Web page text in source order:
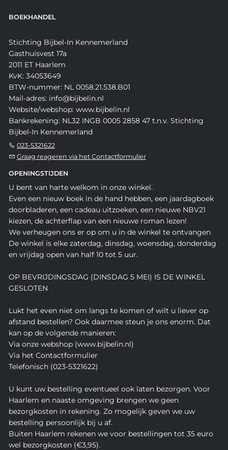
BOEKHANDEL
Stichting Bijbel-In Kennemerland
Gasthuisvest 17a
2011 ET Haarlem
KvK: 34053649
BTW-nummer: NL 0058.21.538.B01
Mail-adres: info@bijbelin.nl
Website/webshop: www.bijbelin.nl
Bankrekening: NL32 INGB 0005 2858 47 t.n.v. Stichting
Bijbel-In Kennemerland
023-5321622
Graag reageren via het Contactformulier
OPENINGSTIJDEN
U bent van harte welkom in onze winkel.
Even een nieuw boek in de hand hebben, een jaardagboek
doorbladeren, een cadeau uitzoeken, een nieuwe NBV21
kiezen, de achterflap van een nieuwe roman lezen!
We verheugen ons er op om u in de winkel te ontvangen
De winkel is elke zaterdag, dinsdag, woensdag, donderdag
en vrijdag open van half 10 tot 5 uur.
OP BEVRIJDINGSDAG (DINSDAG 5 MEI) IS DE WINKEL
GESLOTEN
Lukt het even niet om langs te komen of wilt u liever op
afstand bestellen? Ook daarmee steun je ons enorm. Dat
kan op de volgende manieren:
Via onze webshop (www.bijbelin.nl)
Via het Contactformulier
Telefonisch (023-5321622)
U kunt uw bestelling eventueel ook laten bezorgen. Voor
Haarlem en naaste omgeving brengen we geen
bezorgkosten in rekening. Zo mogelijk geven we uw
bestelling persoonlijk bij u af.
Buiten Haarlem rekenen we voor bestellingen tot 35 euro
wel bezorgkosten (€3,95).